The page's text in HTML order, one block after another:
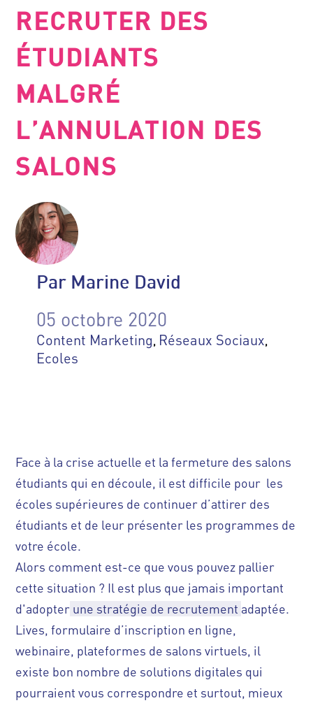
RECRUTER DES
ÉTUDIANTS
MALGRÉ
L’ANNULATION DES
SALONS
Par Marine David
05 octobre 2020
Content Marketing , Réseaux Sociaux,
Ecoles
Face à la crise actuelle et la fermeture des salons
étudiants qui en découle, il est difficile pour les
écoles supérieures de continuer d’attirer des
étudiants et de leur présenter les programmes de
votre école.
Alors comment est-ce que vous pouvez pallier
cette situation ? Il est plus que jamais important
d'adopter une stratégie de recrutement adaptée.
Lives, formulaire d’inscription en ligne,
webinaire, plateformes de salons virtuels, il
existe bon nombre de solutions digitales qui
pourraient vous correspondre et surtout, mieux